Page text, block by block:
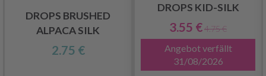
DROPS BRUSHED
ALPACA SILK
2.75 €
DROPS KID-SILK
3.55 €4.75 €
Angebot verfällt
31/08/2026